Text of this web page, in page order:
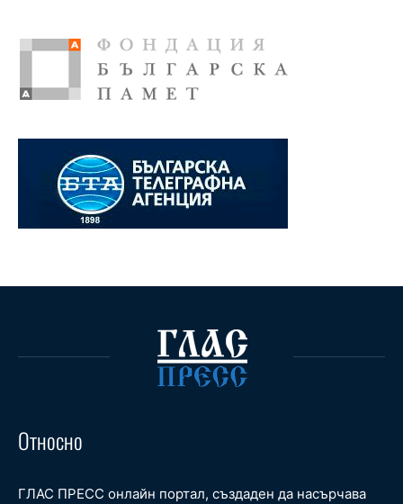
Относно
ГЛАС ПРЕСС онлайн портал, създаден да насърчава